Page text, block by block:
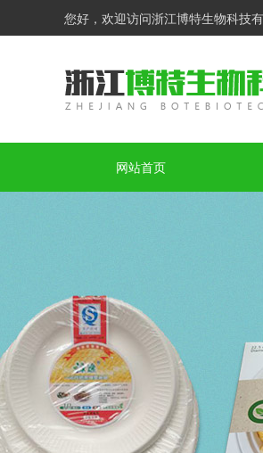
您好，欢迎访问浙江博特生物科技
网站首页